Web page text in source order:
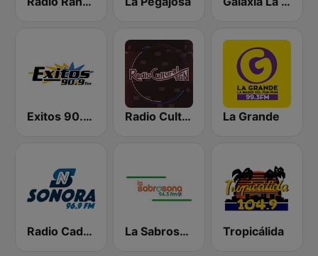
Exitos 90.9 FM Radio Cultural TGN La Grande
Radio Cadena Sonora La Sabrosona Tropicálida